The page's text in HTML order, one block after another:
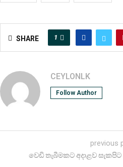
SHARE 1
CEYLONLK
Follow Author
previous
වෙඩි තැබීමකට අදාළව